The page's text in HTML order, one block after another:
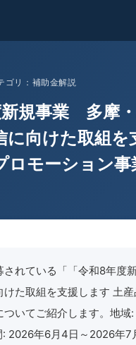
リ：補助金解説
新規事業 多摩
に向けた取組を
モーション事
されている「「令和8年度
けた取組を支援します 土
ついてご紹介します。地
: 2026年6月4日～2026年